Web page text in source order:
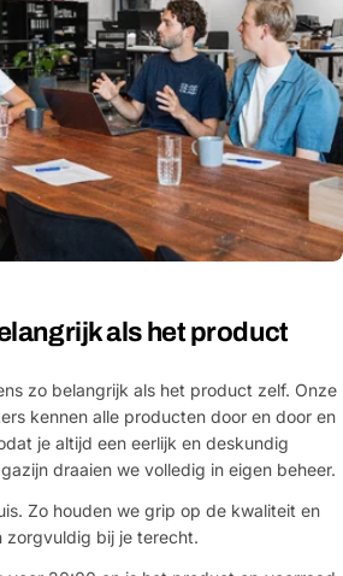
als het product
zo belangrijk als het product zelf. Onze
kennen alle producten door en door en
je altijd een eerlijk en deskundig
draaien we volledig in eigen beheer.
Zo houden we grip op de kwaliteit en
zorgvuldig bij je terecht.